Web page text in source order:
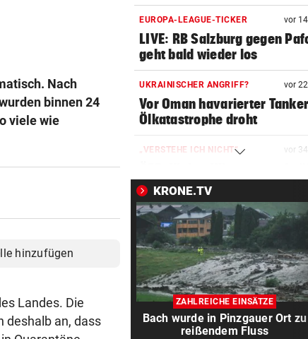
Nach
binnen 24
viele wie
hinzufügen
Landes. Die
deshalb an, dass
EUROPA-LEAGUE-TICKER vor
LIVE: RB Salzburg gegen
geht bald wieder los
UKRAINISCHER ANGRIFF? vor
Vor Oman havarierter
Ölkatastrophe droht
„VERSTEHE ICH NICHT“ vor
Morddrohungen aus
ABSCHIED AUS ENGLAND vor
Spanien-Star Rodri vor
zum FC Barcelona
2 JAHRE LANG GETESTET vor
Drei Steirer tüfteln an der
Boxershort
KRONE.TV
ZAHLREICHE EINSÄTZE
Bach wurde in Pinzgauer Ort zu
reißendem Fluss